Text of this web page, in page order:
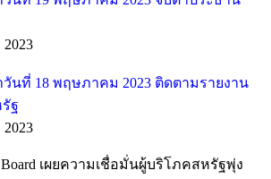
ฐ
นต.ค.